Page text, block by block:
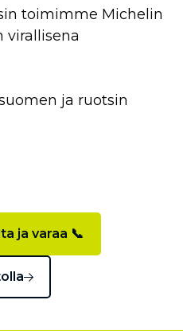
toimimme Michelin
virallisena
ja ruotsin
ja varaa 📞